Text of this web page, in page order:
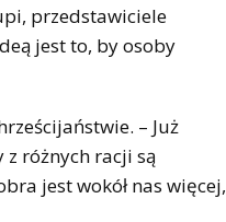
przedstawiciele
jest to, by osoby
– Już
z różnych racji są
jest wokół nas więcej,